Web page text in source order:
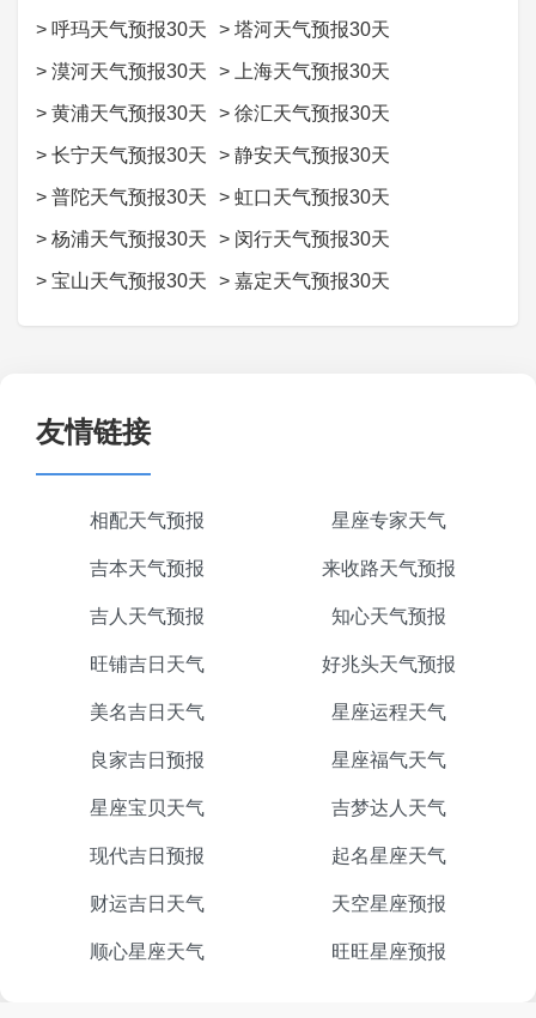
> 呼玛天气预报30天 > 塔河天气预报30天
> 漠河天气预报30天 > 上海天气预报30天
> 黄浦天气预报30天 > 徐汇天气预报30天
> 长宁天气预报30天 > 静安天气预报30天
> 普陀天气预报30天 > 虹口天气预报30天
> 杨浦天气预报30天 > 闵行天气预报30天
> 宝山天气预报30天 > 嘉定天气预报30天
友情链接
相配天气预报 星座专家天气
吉本天气预报 来收路天气预报
吉人天气预报 知心天气预报
旺铺吉日天气 好兆头天气预报
美名吉日天气 星座运程天气
良家吉日预报 星座福气天气
星座宝贝天气 吉梦达人天气
现代吉日预报 起名星座天气
财运吉日天气 天空星座预报
顺心星座天气 旺旺星座预报